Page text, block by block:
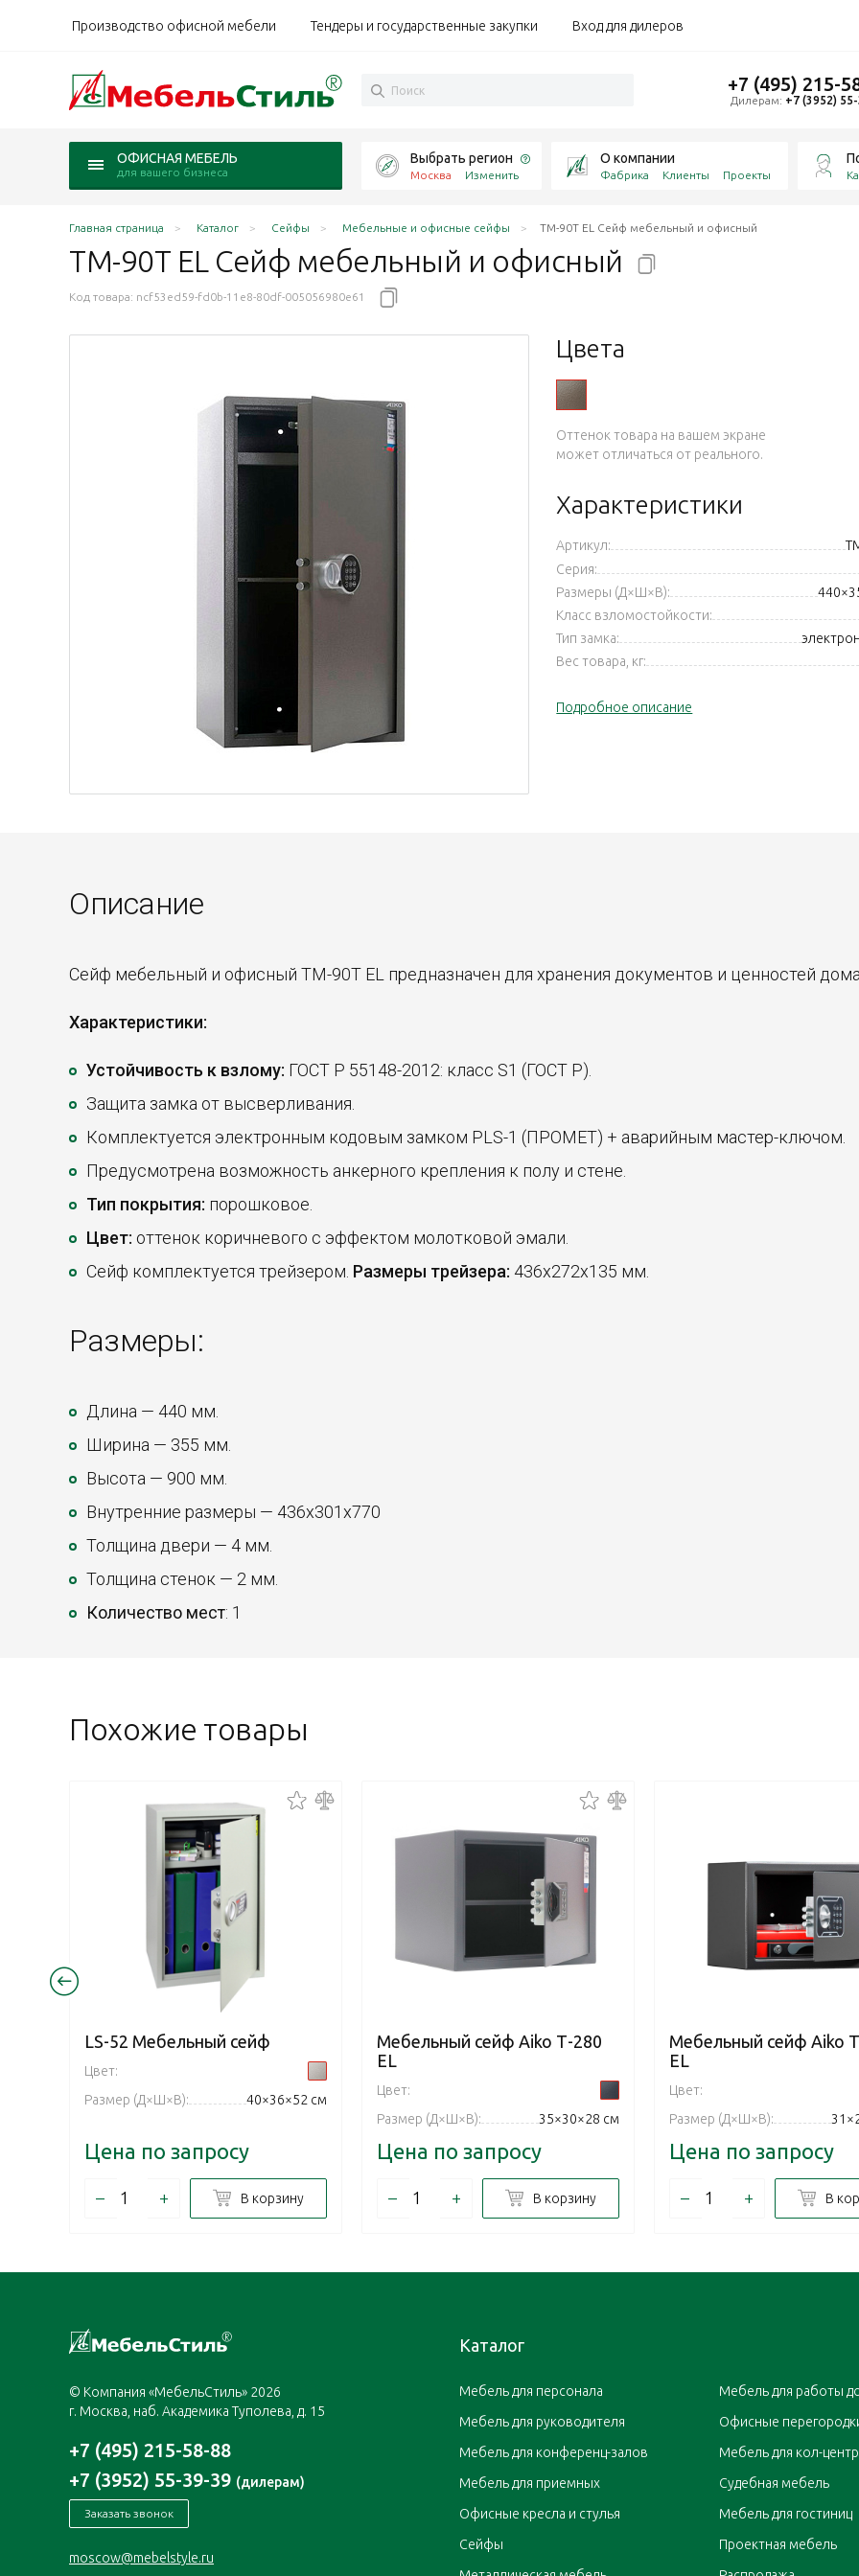
Производство офисной мебели Тендеры и государственные закупки Вход для дилеров
+7 (495) 215-
Дилерам: +7 (3952)
ОФИСНАЯ МЕБЕЛЬ
для вашего бизнеса
Выбрать регион
Москва Изменить
О компании
Фабрика Клиенты Проекты
Главная страница Каталог Сейфы Мебельные и офисные сейфы TM-90Т EL Сейф мебельный и офисный
TM-90Т EL Сейф мебельный и офисный
Код товара: ncf53ed59-fd0b-11e8-80df-005056980e61
Цвета
Оттенок товара на вашем экране
может отличаться от реального.
Характеристики
Артикул:
Серия:
Размеры (Д×Ш×В):
Класс взломостойкости:
Тип замка:
Вес товара, кг:
Подробное описание
Описание
Сейф мебельный и офисный TM-90Т EL предназначен для хранения документов и ценностей
Характеристики:
Устойчивость к взлому: ГОСТ Р 55148-2012: класс S1 (ГОСТ Р).
Защита замка от высверливания.
Комплектуется электронным кодовым замком PLS-1 (ПРОМЕТ) + аварийным мастер-ключом.
Предусмотрена возможность анкерного крепления к полу и стене.
Тип покрытия: порошковое.
Цвет: оттенок коричневого с эффектом молотковой эмали.
Сейф комплектуется трейзером. Размеры трейзера: 436x272x135 мм.
Размеры:
Длина — 440 мм.
Ширина — 355 мм.
Высота — 900 мм.
Внутренние размеры — 436х301х770
Толщина двери — 4 мм.
Толщина стенок — 2 мм.
Количество мест: 1
Похожие товары
LS-52 Mебельный cейф
Цвет:
Размер (Д×Ш×В):
40×36×52 см
Цена по запросу
– + В корзину
Мебельный сейф Aiko Т-280
EL
Цвет:
Размер (Д×Ш×В):
35×30×28 см
Цена по запросу
– + В корзину
Мебельный сейф Aiko
EL
Цвет:
Размер (Д×Ш×В):
Цена по запросу
– + В
© Компания «МебельСтиль» 2026
г. Москва, наб. Академика Туполева, д. 15
+7 (495) 215-58-88
+7 (3952) 55-39-39 (дилерам)
Заказать звонок
moscow@mebelstyle.ru
Каталог
Мебель для персонала
Мебель для руководителя
Мебель для конференц-залов
Мебель для приемных
Офисные кресла и стулья
Сейфы
Мебель для работы
Офисные
Мебель для кол-
Судебная мебель
Мебель для гостиниц
Проектная мебель